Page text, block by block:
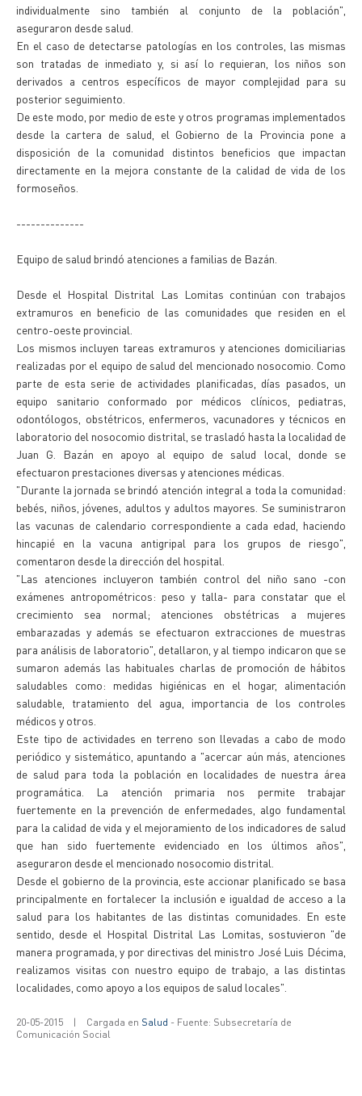
individualmente sino también al conjunto de la población",
aseguraron desde salud.
En el caso de detectarse patologías en los controles, las mismas
son tratadas de inmediato y, si así lo requieran, los niños son
derivados a centros específicos de mayor complejidad para su
posterior seguimiento.
De este modo, por medio de este y otros programas implementados
desde la cartera de salud, el Gobierno de la Provincia pone a
disposición de la comunidad distintos beneficios que impactan
directamente en la mejora constante de la calidad de vida de los
formoseños.
--------------
Equipo de salud brindó atenciones a familias de Bazán.
Desde el Hospital Distrital Las Lomitas continúan con trabajos
extramuros en beneficio de las comunidades que residen en el
centro-oeste provincial.
Los mismos incluyen tareas extramuros y atenciones domiciliarias
realizadas por el equipo de salud del mencionado nosocomio. Como
parte de esta serie de actividades planificadas, días pasados, un
equipo sanitario conformado por médicos clínicos, pediatras,
odontólogos, obstétricos, enfermeros, vacunadores y técnicos en
laboratorio del nosocomio distrital, se trasladó hasta la localidad de
Juan G. Bazán en apoyo al equipo de salud local, donde se
efectuaron prestaciones diversas y atenciones médicas.
"Durante la jornada se brindó atención integral a toda la comunidad:
bebés, niños, jóvenes, adultos y adultos mayores. Se suministraron
las vacunas de calendario correspondiente a cada edad, haciendo
hincapié en la vacuna antigripal para los grupos de riesgo",
comentaron desde la dirección del hospital.
"Las atenciones incluyeron también control del niño sano -con
exámenes antropométricos: peso y talla- para constatar que el
crecimiento sea normal; atenciones obstétricas a mujeres
embarazadas y además se efectuaron extracciones de muestras
para análisis de laboratorio", detallaron, y al tiempo indicaron que se
sumaron además las habituales charlas de promoción de hábitos
saludables como: medidas higiénicas en el hogar, alimentación
saludable, tratamiento del agua, importancia de los controles
médicos y otros.
Este tipo de actividades en terreno son llevadas a cabo de modo
periódico y sistemático, apuntando a "acercar aún más, atenciones
de salud para toda la población en localidades de nuestra área
programática. La atención primaria nos permite trabajar
fuertemente en la prevención de enfermedades, algo fundamental
para la calidad de vida y el mejoramiento de los indicadores de salud
que han sido fuertemente evidenciado en los últimos años",
aseguraron desde el mencionado nosocomio distrital.
Desde el gobierno de la provincia, este accionar planificado se basa
principalmente en fortalecer la inclusión e igualdad de acceso a la
salud para los habitantes de las distintas comunidades. En este
sentido, desde el Hospital Distrital Las Lomitas, sostuvieron "de
manera programada, y por directivas del ministro José Luis Décima,
realizamos visitas con nuestro equipo de trabajo, a las distintas
localidades, como apoyo a los equipos de salud locales".
20-05-2015 | Cargada en Salud - Fuente: Subsecretaría de
Comunicación Social